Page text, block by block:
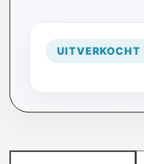
UITVERKOCHT